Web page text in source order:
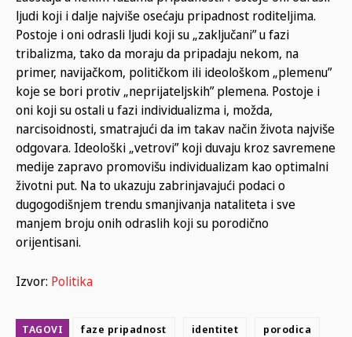
ljudi koji i dalje najviše osećaju pripadnost roditeljima.
Postoje i oni odrasli ljudi koji su „zaključani” u fazi
tribalizma, tako da moraju da pripadaju nekom, na
primer, navijačkom, političkom ili ideološkom „plemenu”
koje se bori protiv „neprijateljskih” plemena. Postoje i
oni koji su ostali u fazi individualizma i, možda,
narcisoidnosti, smatrajući da im takav način života najviše
odgovara. Ideološki „vetrovi” koji duvaju kroz savremene
medije zapravo promovišu individualizam kao optimalni
životni put. Na to ukazuju zabrinjavajući podaci o
dugogodišnjem trendu smanjivanja nataliteta i sve
manjem broju onih odraslih koji su porodično
orijentisani.
Izvor: Politika
TAGOVI faze pripadnost identitet porodica